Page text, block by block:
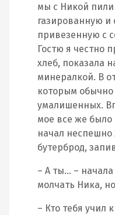
мы с Никой
газированную и
привезенную с
Гостю я честно
хлеб, показала
минералкой. В
которым обычно
умалишенных.
мое все же
начал
бутерброд,
– А ты… –
молчать Ника,
– Кто тебя учил